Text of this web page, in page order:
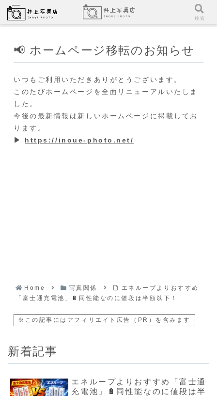
📢 ホームページ移転のお知らせ
いつもご利用いただきありがとうございます。
このたびホームページを全面リニューアルいたしま
した。
今後の最新情報は新しいホームページに掲載してお
ります。
▶ https://inoue-photo.net/
Home 写真関係
エネループよりおすすめ
「富士通充電池」🔋同性能なのに値段は半額以下！
※この記事にはアフィリエイト広告（PR）を含みます
新着記事
エネループよりおすすめ「富士通
充電池」🔋同性能なのに値段は半
メニュー 検索